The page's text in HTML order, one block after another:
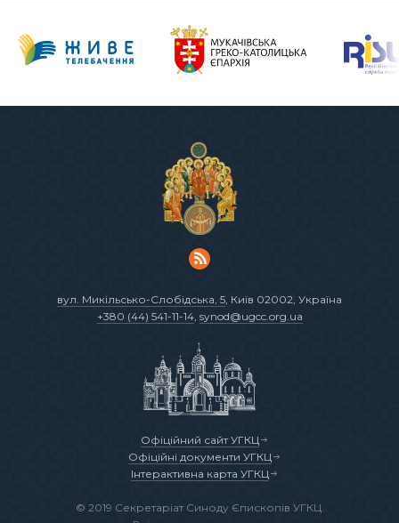
вул. Микільсько-Слобідська, 5, Київ 02002, Україна
+380 (44) 541-11-14, synod@ugcc.org.ua
Офіційний сайт УГКЦ
Офіційні документи УГКЦ
Інтерактивна карта УГКЦ
© 2019 Секретаріат Синоду Єпископів УГКЦ.